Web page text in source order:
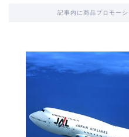
記事内に商品プロモー